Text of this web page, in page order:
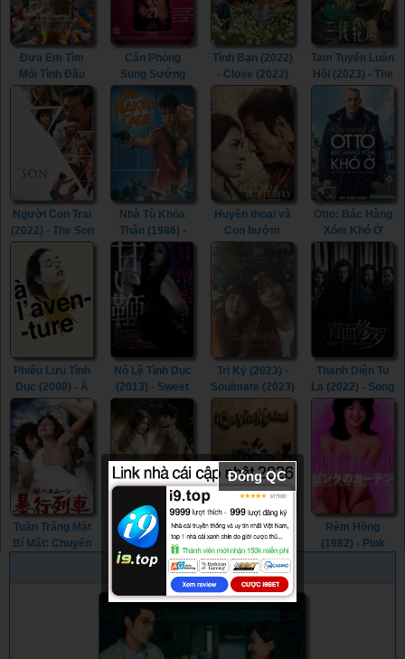
Đưa Em Tìm
Mối Tình Đầu
(2022) - Life Is
Beautiful (2022)
Căn Phòng
Sung Sướng
(2015) - In the
Room (2015)
Tình Bạn (2022)
- Close (2022)
Tam Tuyến Luân
Hồi (2023) - The
River (2023)
Người Con Trai
(2022) - The Son
(2022)
Nhà Tù Khỏa
Thân (1986) -
The Naked
Cage (1986)
Huyền thoại và
Con bướm
Butterfly (2023)
Otto: Bác Hàng
Xóm Khó Ở
Called Otto
(2022)
Phiêu Lưu Tình
Dục (2008) - À
l’aventure
(2008)
Nô Lệ Tình Dục
(2013) - Sweet
Tri Kỷ (2023) -
Soulmate (2023)
Thanh Diện Tu
La (2022) - Song
of the
Assassins
(2022)
Tuần Trăng Mật
Bí Mật: Chuyến
Sapul (2023)
(2023) - Sapul
(2023) (2023)
Mexico muôn
năm! (2023) -
¡Que Viva
México! (2023)
Rèm Hồng
(1982) - Pink
PHIM NGẪU NHIÊN
Đóng QC